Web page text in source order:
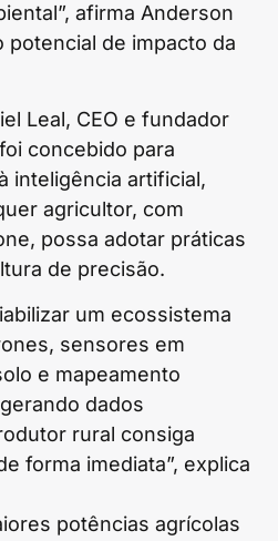
afirma Anderson
potencial de impacto da
Leal, CEO e fundador
concebido para
inteligência artificial,
agricultor, com
possa adotar práticas
de precisão.
um ecossistema
sensores em
e mapeamento
dados
rural consiga
forma imediata”, explica
potências agrícolas